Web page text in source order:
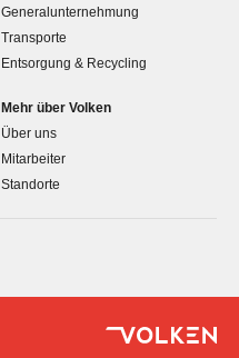
Generalunternehmung
Transporte
Entsorgung & Recycling
Mehr über Volken
Über uns
Mitarbeiter
Standorte